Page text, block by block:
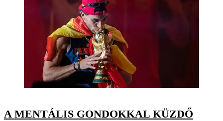
A MENTÁLIS GONDOKKAL KÜZDŐ